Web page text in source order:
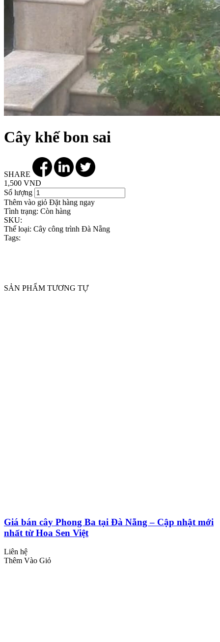
Cây khế bon sai
SHARE
1,500 VND
Số lượng
Thêm vào giỏ Đặt hàng ngay
Tình trạng: Còn hàng
SKU:
Thể loại: Cây công trình Đà Nẵng
Tags:
SẢN PHẨM TƯƠNG TỰ
Giá bán cây Phong Ba tại Đà Nẵng – Cập nhật mới
nhất từ Hoa Sen Việt
Liên hệ
Thêm Vào Giỏ